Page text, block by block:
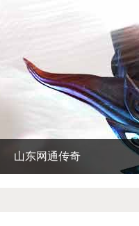
山东网通传奇